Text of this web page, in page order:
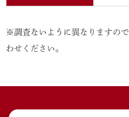
※調査ないように異なりますの
わせください。